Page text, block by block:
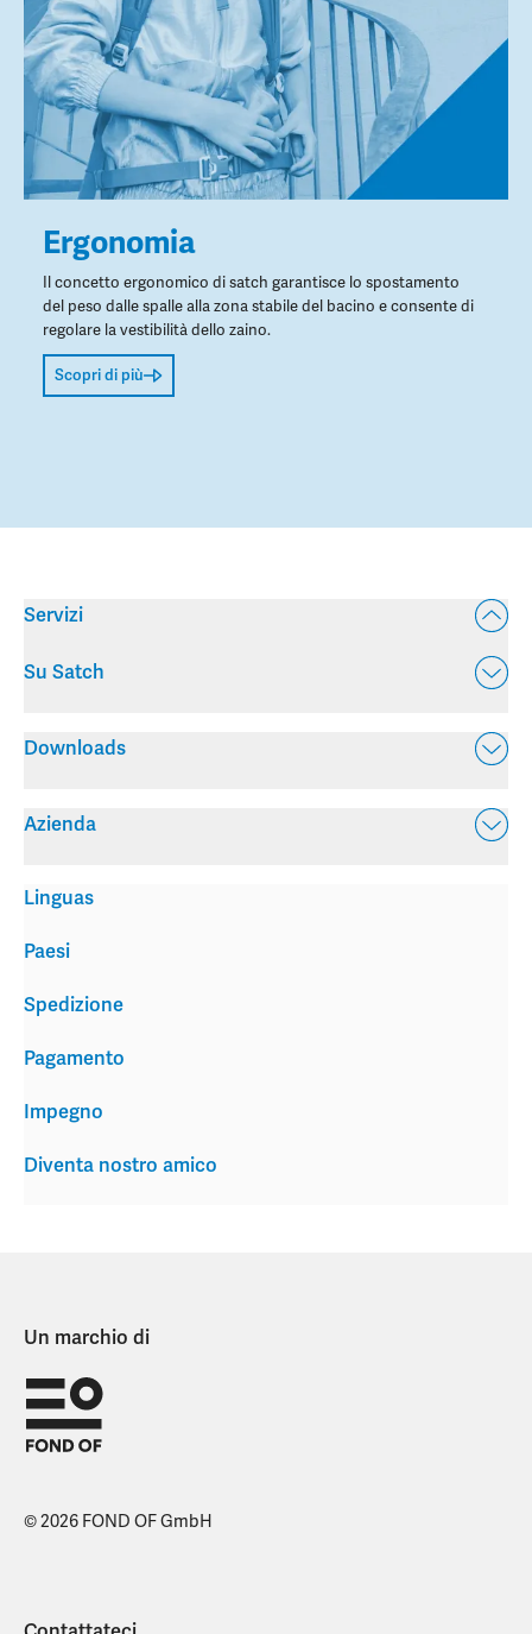
Ergonomia
Il concetto ergonomico di satch garantisce lo spostamento
del peso dalle spalle alla zona stabile del bacino e consente di
regolare la vestibilità dello zaino.
Scopri di più
Servizi
Su Satch
Downloads
Azienda
Spedizione
Pagamento
Impegno
Diventa nostro amico
Linguas
Paesi
Un marchio di
© 2026 FOND OF GmbH